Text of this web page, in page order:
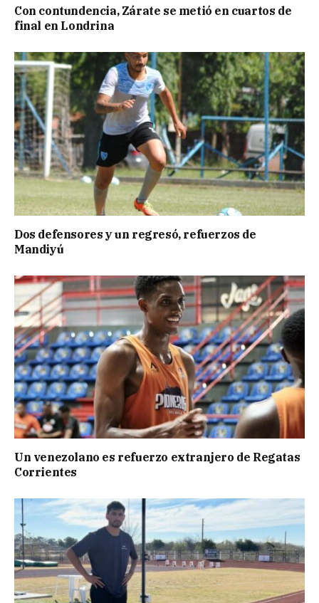
Con contundencia, Zárate se metió en cuartos de
final en Londrina
Dos defensores y un regresó, refuerzos de
Mandiyú
Un venezolano es refuerzo extranjero de Regatas
Corrientes